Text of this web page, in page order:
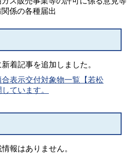
係の各種届出
着記事を追加しました。
合表示交付対象物一覧【若松
ています。
報はありません。